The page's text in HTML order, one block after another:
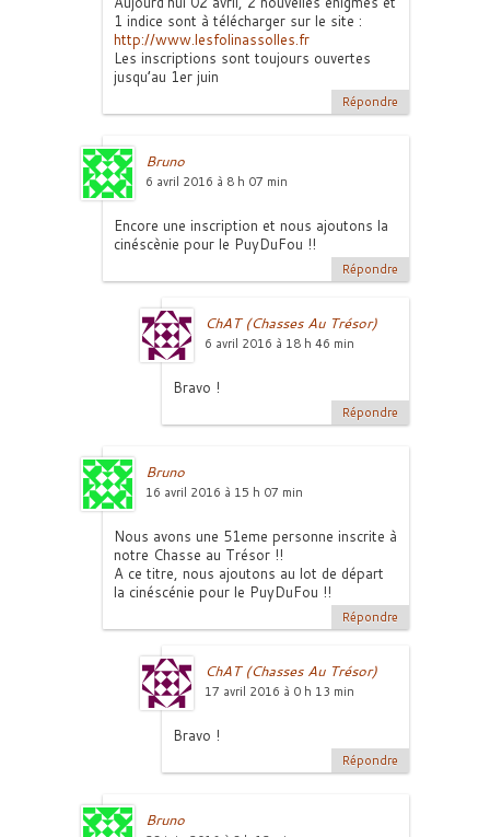
1 indice sont à télécharger sur le site :
http://www.lesfolinassolles.fr
Les inscriptions sont toujours ouvertes
jusqu’au 1er juin
Répondre
Bruno
6 avril 2016 à 8 h 07 min
Encore une inscription et nous ajoutons la
cinéscènie pour le PuyDuFou !!
Répondre
ChAT (Chasses Au Trésor)
6 avril 2016 à 18 h 46 min
Bravo !
Répondre
Bruno
16 avril 2016 à 15 h 07 min
Nous avons une 51eme personne inscrite à
notre Chasse au Trésor !!
A ce titre, nous ajoutons au lot de départ
la cinéscénie pour le PuyDuFou !!
Répondre
ChAT (Chasses Au Trésor)
17 avril 2016 à 0 h 13 min
Bravo !
Répondre
Bruno